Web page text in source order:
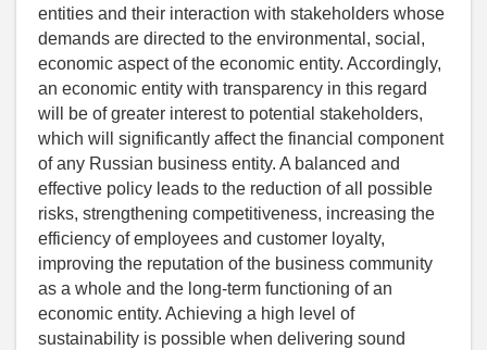
entities and their interaction with stakeholders whose
demands are directed to the environmental, social,
economic aspect of the economic entity. Accordingly,
an economic entity with transparency in this regard
will be of greater interest to potential stakeholders,
which will significantly affect the financial component
of any Russian business entity. A balanced and
effective policy leads to the reduction of all possible
risks, strengthening competitiveness, increasing the
efficiency of employees and customer loyalty,
improving the reputation of the business community
as a whole and the long-term functioning of an
economic entity. Achieving a high level of
sustainability is possible when delivering sound